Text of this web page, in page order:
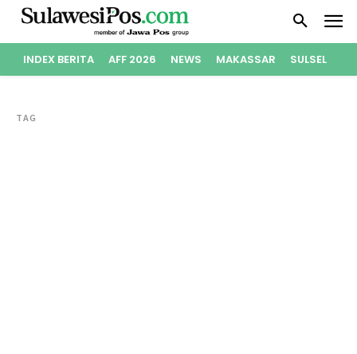
INDEX BERITA AFF 2026 NEWS MAKASSAR SULSEL
TAG